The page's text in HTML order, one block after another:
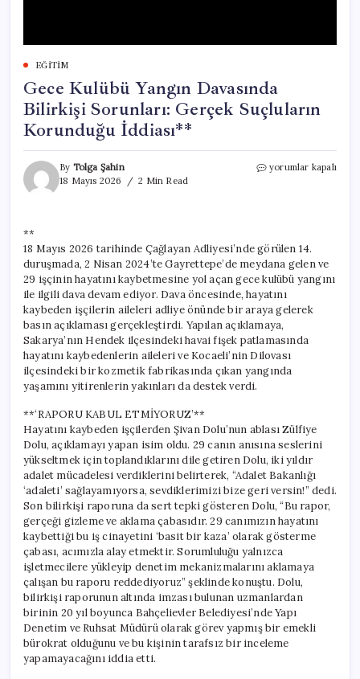
EĞITIM
Gece Kulübü Yangın Davasında
Bilirkişi Sorunları: Gerçek Suçluların
Korunduğu İddiası**
By Tolga Şahin
18 Mayıs 2026
2 Min Read
Gece
Gerçek
Suçluların
Korunduğu
İddiası**
yorumlar kapalı
**
18 Mayıs 2026 tarihinde Çağlayan Adliyesi’nde görülen 14.
duruşmada, 2 Nisan 2024’te Gayrettepe’de meydana gelen ve
29 işçinin hayatını kaybetmesine yol açan gece kulübü yangını
ile ilgili dava devam ediyor. Dava öncesinde, hayatını
kaybeden işçilerin aileleri adliye önünde bir araya gelerek
basın açıklaması gerçekleştirdi. Yapılan açıklamaya,
Sakarya’nın Hendek ilçesindeki havai fişek patlamasında
hayatını kaybedenlerin aileleri ve Kocaeli’nin Dilovası
ilçesindeki bir kozmetik fabrikasında çıkan yangında
yaşamını yitirenlerin yakınları da destek verdi.
**‘RAPORU KABUL ETMİYORUZ’**
Hayatını kaybeden işçilerden Şivan Dolu’nun ablası Zülfiye
Dolu, açıklamayı yapan isim oldu. 29 canın anısına seslerini
yükseltmek için toplandıklarını dile getiren Dolu, iki yıldır
adalet mücadelesi verdiklerini belirterek, “Adalet Bakanlığı
‘adaleti’ sağlayamıyorsa, sevdiklerimizi bize geri versin!” dedi.
Son bilirkişi raporuna da sert tepki gösteren Dolu, “Bu rapor,
gerçeği gizleme ve aklama çabasıdır. 29 canımızın hayatını
kaybettiği bu iş cinayetini ‘basit bir kaza’ olarak gösterme
çabası, acımızla alay etmektir. Sorumluluğu yalnızca
işletmecilere yükleyip denetim mekanizmalarını aklamaya
çalışan bu raporu reddediyoruz” şeklinde konuştu. Dolu,
bilirkişi raporunun altında imzası bulunan uzmanlardan
birinin 20 yıl boyunca Bahçelievler Belediyesi’nde Yapı
Denetim ve Ruhsat Müdürü olarak görev yapmış bir emekli
bürokrat olduğunu ve bu kişinin tarafsız bir inceleme
yapamayacağını iddia etti.